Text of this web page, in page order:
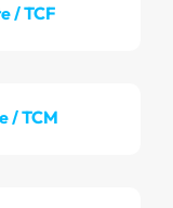
/ TCF
/ TCM